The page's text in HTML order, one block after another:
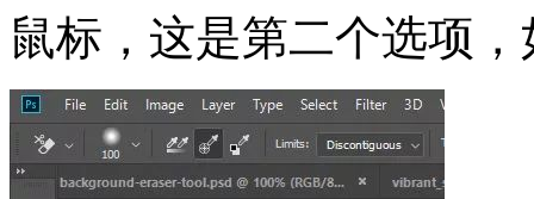
鼠标，这是第二个选项